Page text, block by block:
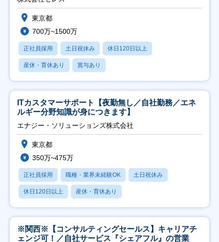
東京都
700万~1500万
正社員採用 土日祝休み 休日120日以上
産休・育休あり 賞与あり
ITカスタマーサポート【夜勤無し／自社勤務／エネ
ルギー分野知識が身につきます】
エナジー・ソリューションズ株式会社
東京都
350万~475万
正社員採用 職種・業界未経験OK 土日祝休み
休日120日以上 産休・育休あり
※関西※【コンサルティングセールス】キャリアチ
ェンジ可！／自社サービス『シェアフル』の営業